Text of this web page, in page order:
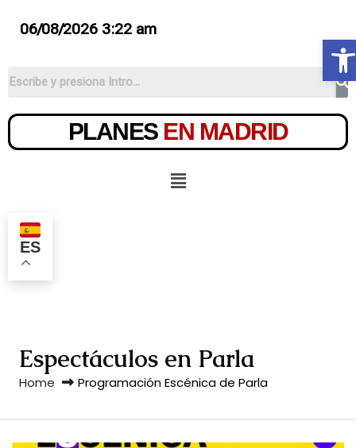
06/08/2026 3:22 am
PLANES EN MADRID
ES
Espectáculos en Parla
Home Programación Escénica de Parla